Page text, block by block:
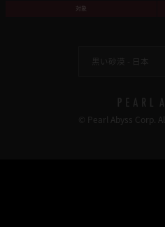
対象
黒い砂漠 - 日本
© Pearl Abyss Corp.